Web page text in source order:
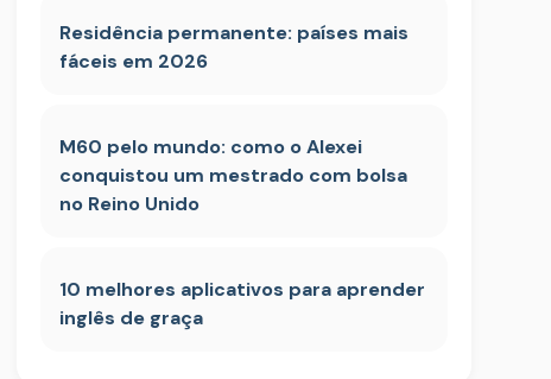
Residência permanente: países mais
fáceis em 2026
M60 pelo mundo: como o Alexei
conquistou um mestrado com bolsa
no Reino Unido
10 melhores aplicativos para aprender
inglês de graça